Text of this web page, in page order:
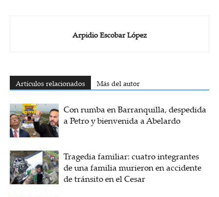
Arpidio Escobar López
Artículos relacionados Más del autor
Con rumba en Barranquilla, despedida
a Petro y bienvenida a Abelardo
Tragedia familiar: cuatro integrantes
de una familia murieron en accidente
de tránsito en el Cesar